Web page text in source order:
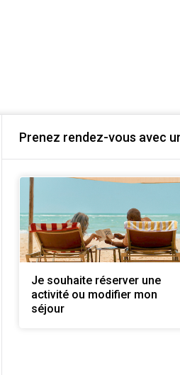
Prenez rendez-vous avec
Je souhaite réserver une
activité ou modifier mon
séjour